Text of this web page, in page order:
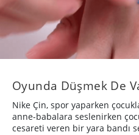
Oyunda Düşmek De
Nike Çin, spor yaparken
anne-babalara seslenirken
cesareti veren bir yara bandı